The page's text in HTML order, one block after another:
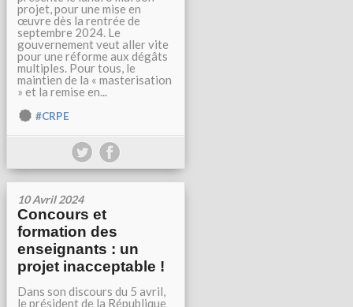
projet, pour une mise en
œuvre dès la rentrée de
septembre 2024. Le
gouvernement veut aller vite
pour une réforme aux dégâts
multiples. Pour tous, le
maintien de la « masterisation
» et la remise en...
#CRPE
10 Avril 2024
Concours et
formation des
enseignants : un
projet inacceptable !
Dans son discours du 5 avril,
le président de la République